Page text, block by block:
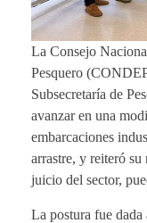
La Consejo
Pesquero
Subsecretaría de
avanzar en una
embarcaciones
arrastre, y reiteró
juicio del sector,
La postura fue dada